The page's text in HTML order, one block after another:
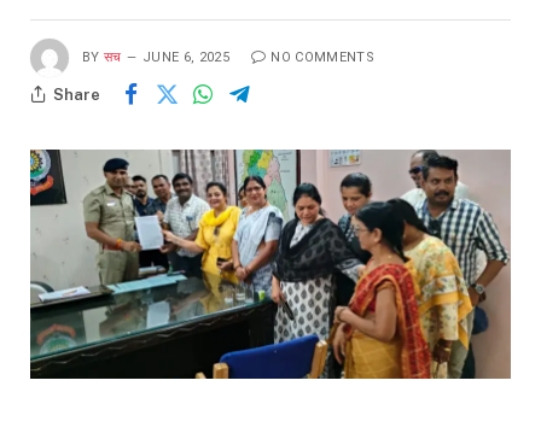
BY सच JUNE 6, 2025 NO COMMENTS
Share